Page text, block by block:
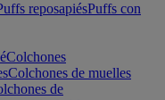
reposapiésPuffs con
Colchones
Colchones de muelles
de